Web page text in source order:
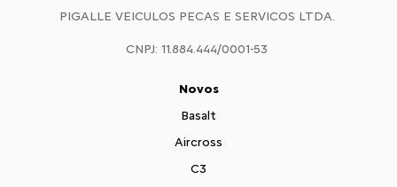
PIGALLE VEICULOS PECAS E SERVICOS LTDA.
CNPJ: 11.884.444/0001-53
Novos
Basalt
Aircross
C3